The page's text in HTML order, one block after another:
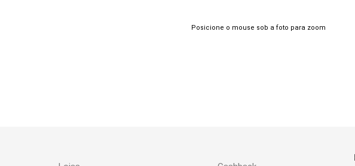
Posicione o mouse sob a foto para zoom